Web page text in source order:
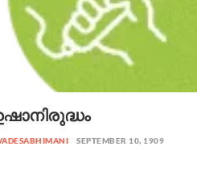
SEPTEMBER 10, 1909